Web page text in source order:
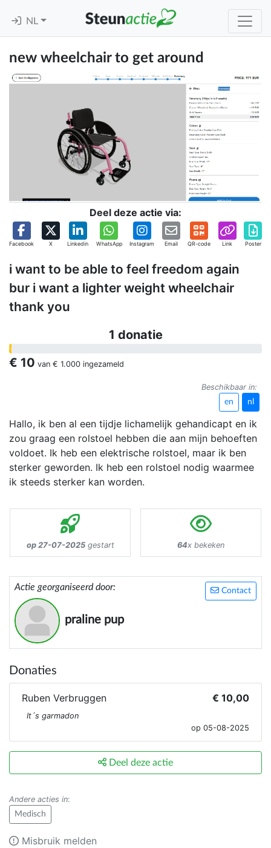
NL
new wheelchair to get around
Deel deze actie via:
Facebook X Linkedin WhatsApp Instagram Email QR-code Link Poster
i want to be able to feel freedom again
bur i want a lighter weight wheelchair
thank you
1 donatie
€ 10 van € 1.000 ingezameld
Beschikbaar in:
en nl
Hallo, ik ben al een tijdje lichamelijk gehandicapt en ik
zou graag een rolstoel hebben die aan mijn behoeften
voldoet. Ik heb een elektrische rolstoel, maar ik ben
sterker geworden. Ik heb een rolstoel nodig waarmee
ik steeds sterker kan worden.
op 27-07-2025gestart 64x bekeken
Contact
Actie georganiseerd door:
praline pup
Donaties
Ruben Verbruggen € 10,00
It´s garmadon
op 05-08-2025
Deel deze actie
Andere acties in:
Medisch
Misbruik melden